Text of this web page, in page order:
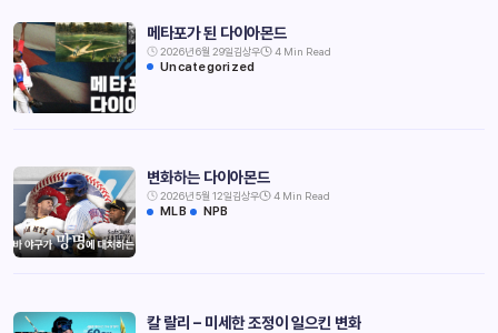
메타포가 된 다이아몬드
2026년 6월 29일김상우 4 Min Read
Uncategorized
변화하는 다이아몬드
2026년 5월 12일김상우 4 Min Read
MLB NPB
칼 랄리 – 미세한 조정이 일으킨 변화